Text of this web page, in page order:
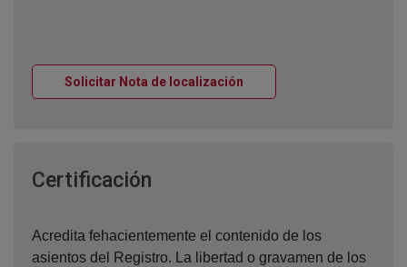
Solicitar Nota de localización
Certificación
Acredita fehacientemente el contenido de los
asientos del Registro. La libertad o gravamen de los